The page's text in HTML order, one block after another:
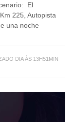
El
225, Autopista
una noche
DIA ÀS 13H51MIN